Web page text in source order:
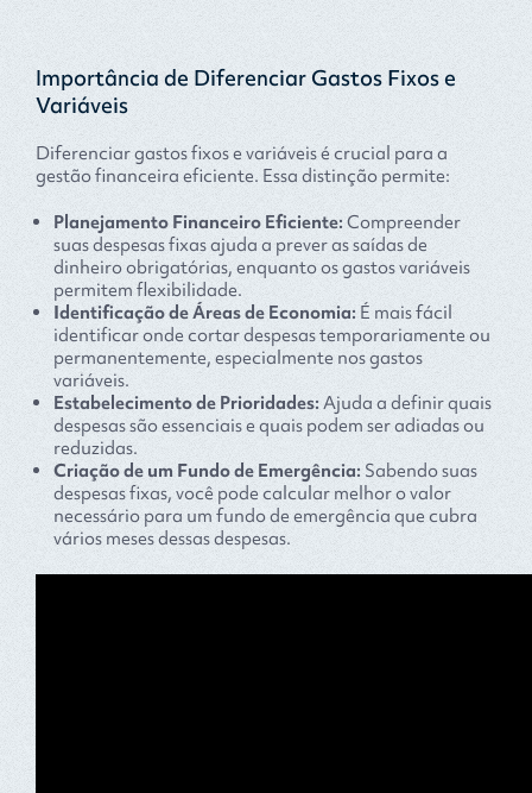
Importância de Diferenciar Gastos Fixos e
Variáveis
Diferenciar gastos fixos e variáveis é crucial para a
gestão financeira eficiente. Essa distinção permite:
Planejamento Financeiro Eficiente: Compreender
suas despesas fixas ajuda a prever as saídas de
dinheiro obrigatórias, enquanto os gastos variáveis
permitem flexibilidade.
Identificação de Áreas de Economia: É mais fácil
identificar onde cortar despesas temporariamente ou
permanentemente, especialmente nos gastos
variáveis.
Estabelecimento de Prioridades: Ajuda a definir quais
despesas são essenciais e quais podem ser adiadas ou
reduzidas.
Criação de um Fundo de Emergência: Sabendo suas
despesas fixas, você pode calcular melhor o valor
necessário para um fundo de emergência que cubra
vários meses dessas despesas.